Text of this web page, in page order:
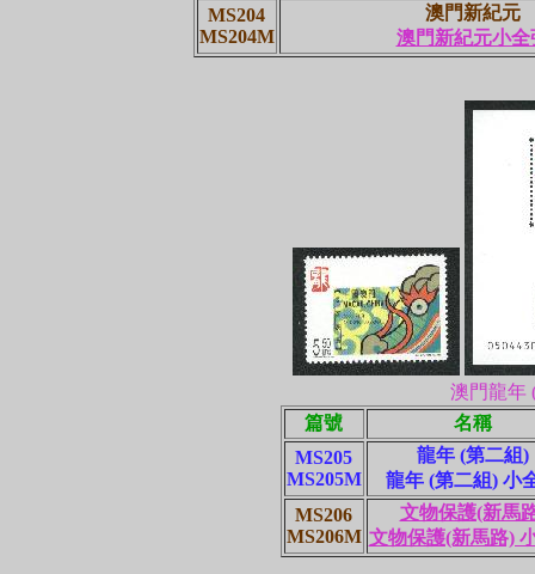
MS204
MS204M
澳門新紀元
澳門新紀元小全
澳門龍年
篇號
名稱
MS205
MS205M
龍年 (第二組)
龍年 (第二組) 小
MS206
MS206M
文物保護(新馬
文物保護(新馬路)